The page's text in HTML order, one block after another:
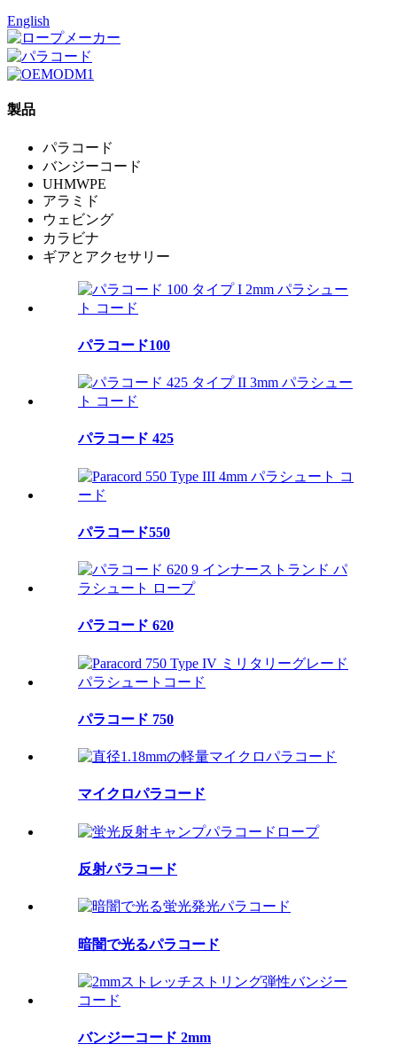
English
製品
パラコード
バンジーコード
UHMWPE
アラミド
ウェビング
カラビナ
ギアとアクセサリー
パラコード100
パラコード 425
パラコード550
パラコード 620
パラコード 750
マイクロパラコード
反射パラコード
暗闇で光るパラコード
バンジーコード 2mm